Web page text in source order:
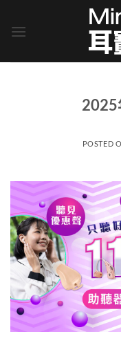
2025
POSTED